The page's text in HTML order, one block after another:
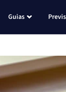
Guias